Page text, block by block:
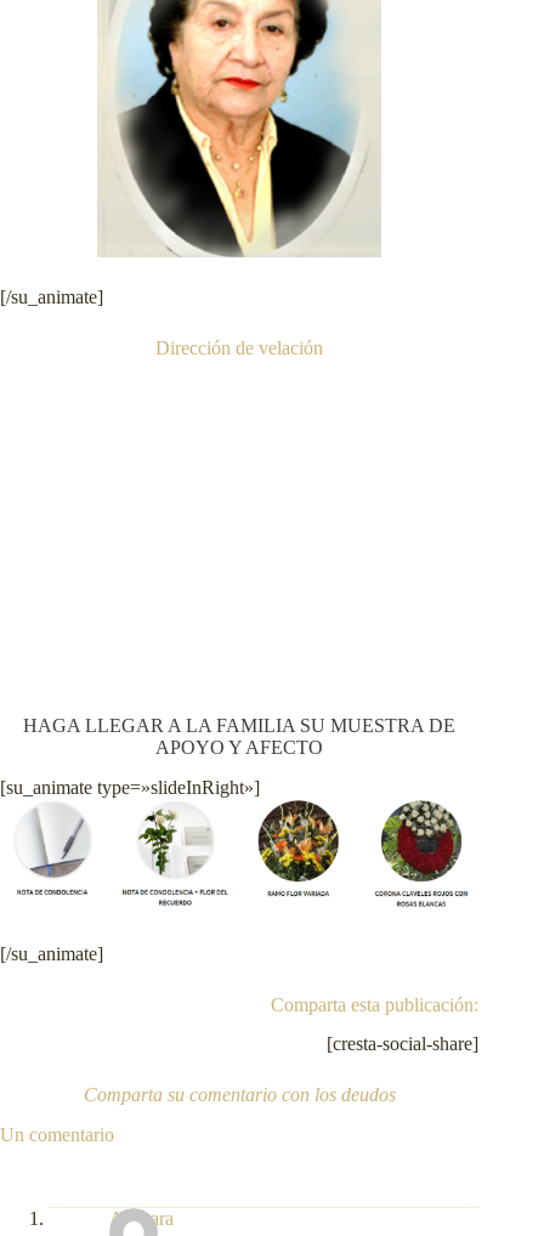
[/su_animate]
Dirección de velación
HAGA LLEGAR A LA FAMILIA SU MUESTRA DE
APOYO Y AFECTO
[su_animate type=»slideInRight»]
[/su_animate]
Comparta esta publicación:
[cresta-social-share]
Comparta su comentario con los deudos
Un comentario
Azahara